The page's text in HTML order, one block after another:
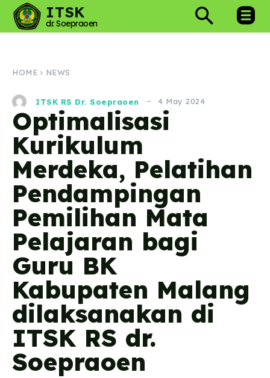
ITSK
dr. Soepraoen
HOME NEWS
ITSK RS Dr. Soepraoen 4 May 2024
Optimalisasi
Kurikulum
Merdeka, Pelatihan
Pendampingan
Pemilihan Mata
Pelajaran bagi
Guru BK
Kabupaten Malang
dilaksanakan di
ITSK RS dr.
Soepraoen